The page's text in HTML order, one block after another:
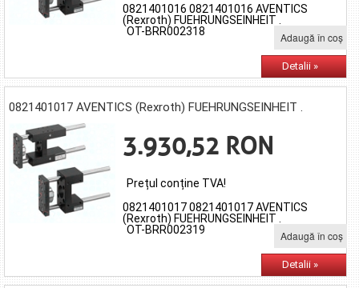
0821401016 0821401016 AVENTICS
(Rexroth) FUEHRUNGSEINHEIT .
OT-BRR002318
Adaugă în coş
Detalii »
0821401017 AVENTICS (Rexroth) FUEHRUNGSEINHEIT .
3.930,52 RON
Prețul conține TVA!
0821401017 0821401017 AVENTICS
(Rexroth) FUEHRUNGSEINHEIT .
OT-BRR002319
Adaugă în coş
Detalii »